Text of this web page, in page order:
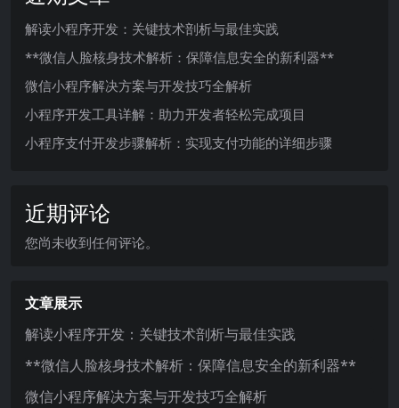
解读小程序开发：关键技术剖析与最佳实践
**微信人脸核身技术解析：保障信息安全的新利器**
微信小程序解决方案与开发技巧全解析
小程序开发工具详解：助力开发者轻松完成项目
小程序支付开发步骤解析：实现支付功能的详细步骤
近期评论
您尚未收到任何评论。
文章展示
解读小程序开发：关键技术剖析与最佳实践
**微信人脸核身技术解析：保障信息安全的新利器**
微信小程序解决方案与开发技巧全解析